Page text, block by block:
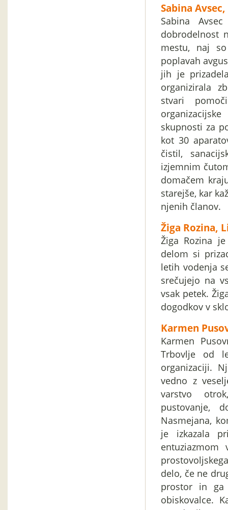
Sabina
Sabina
dobrodelnost
mestu, naj
poplavah
jih je
organizirala
stvari
skupnosti za
kot 30
čistil,
izjemnim
domačem
starejše, kar
njenih članov.
Žiga Rozina,
Žiga Rozina
delom si
letih vodenja
srečujejo na
vsak petek.
dogodkov v
Karmen
Karmen
Trbovlje od
organizaciji.
vedno z
varstvo
pustovanje,
Nasmejana,
je izkazala
entuziazmom
delo, če ne
prostor in ga
obiskovalce.